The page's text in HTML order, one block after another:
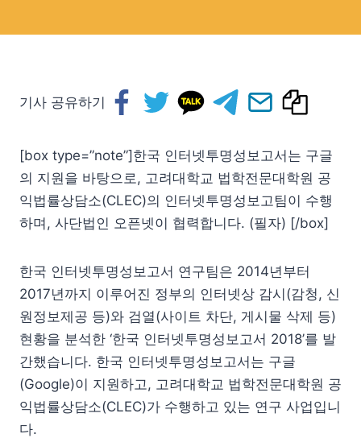
기사 공유하기
[box type=”note”]한국 인터넷투명성보고서는 구글
의 지원을 바탕으로, 고려대학교 법학전문대학원 공
익법률상담소(CLEC)의 인터넷투명성보고팀이 수행
하며, 사단법인 오픈넷이 협력합니다. (필자) [/box]
한국 인터넷투명성보고서 연구팀은 2014년부터
2017년까지 이루어진 정부의 인터넷상 감시(감청, 신
원정보제공 등)와 검열(사이트 차단, 게시물 삭제 등)
현황을 분석한 ‘한국 인터넷투명성보고서 2018’를 발
간했습니다. 한국 인터넷투명성보고서는 구글
(Google)이 지원하고, 고려대학교 법학전문대학원 공
익법률상담소(CLEC)가 수행하고 있는 연구 사업입니
다.